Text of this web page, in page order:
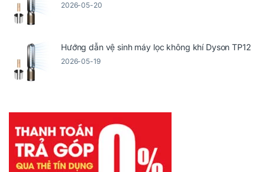
2026-05-20
Hướng dẫn vệ sinh máy lọc không khí Dyson TP12
2026-05-19